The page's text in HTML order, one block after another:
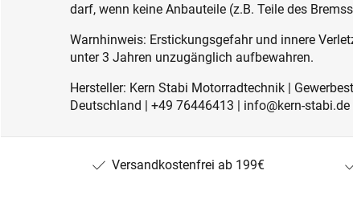
darf, wenn keine Anbauteile (z.B. Teile des
Warnhinweis: Erstickungsgefahr und innere
unter 3 Jahren unzugänglich aufbewahren.
Hersteller: Kern Stabi Motorradtechnik |
Deutschland | +49 76446413 | info@kern-
Versandkostenfrei ab 199€